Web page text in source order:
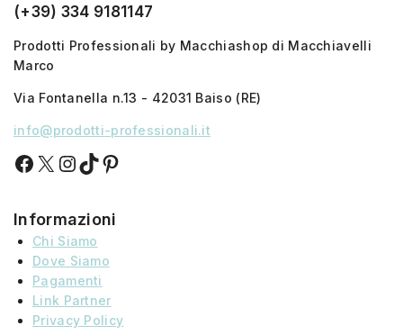
(+39) 334 9181147
Prodotti Professionali by Macchiashop di Macchiavelli
Marco
Via Fontanella n.13 - 42031 Baiso (RE)
info@prodotti-professionali.it
Informazioni
Chi Siamo
Dove Siamo
Pagamenti
Link Partner
Privacy Policy